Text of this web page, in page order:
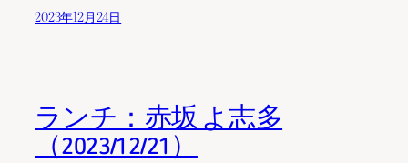
2023年12月24日
ランチ：赤坂 よ志多
（2023/12/21）